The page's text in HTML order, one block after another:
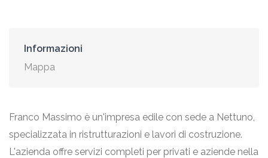
Informazioni
Mappa
Franco Massimo è un'impresa edile con sede a Nettuno,
specializzata in ristrutturazioni e lavori di costruzione.
L'azienda offre servizi completi per privati e aziende nella